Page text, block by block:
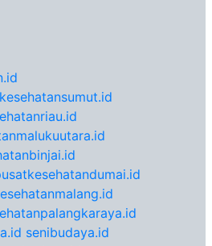
senibudaya.id